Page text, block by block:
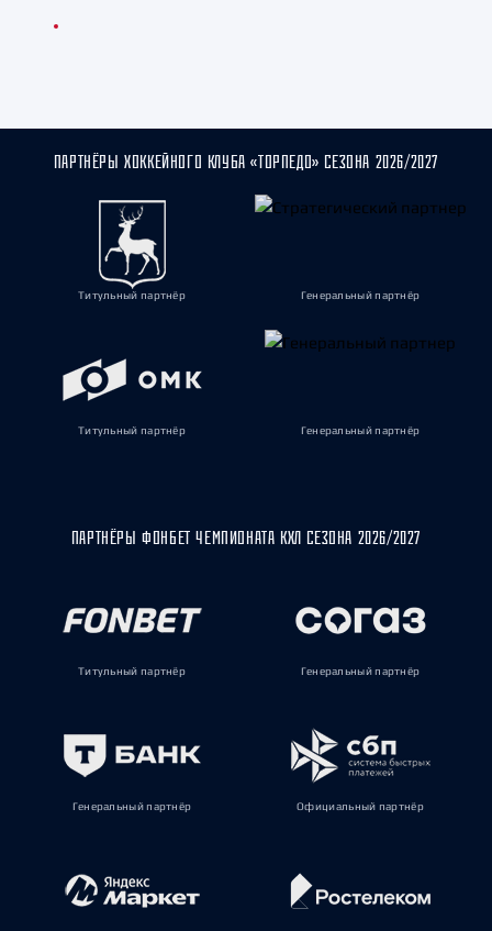
ПАРТНЁРЫ ХОККЕЙНОГО КЛУБА «ТОРПЕДО» СЕЗОНА 2026/2027
Титульный партнёр Генеральный партнёр
Титульный партнёр Генеральный партнёр
ПАРТНЁРЫ ФОНБЕТ ЧЕМПИОНАТА КХЛ СЕЗОНА 2026/2027
Титульный партнёр Генеральный партнёр
Генеральный партнёр Официальный партнёр